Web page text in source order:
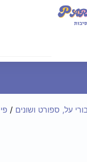
על, ספורט ושונים /